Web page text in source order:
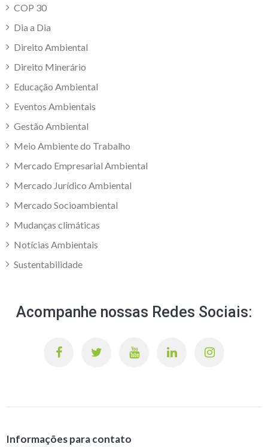
COP 30
Dia a Dia
Direito Ambiental
Direito Minerário
Educação Ambiental
Eventos Ambientais
Gestão Ambiental
Meio Ambiente do Trabalho
Mercado Empresarial Ambiental
Mercado Jurídico Ambiental
Mercado Socioambiental
Mudanças climáticas
Notícias Ambientais
Sustentabilidade
Acompanhe nossas Redes Sociais:
Informações para contato